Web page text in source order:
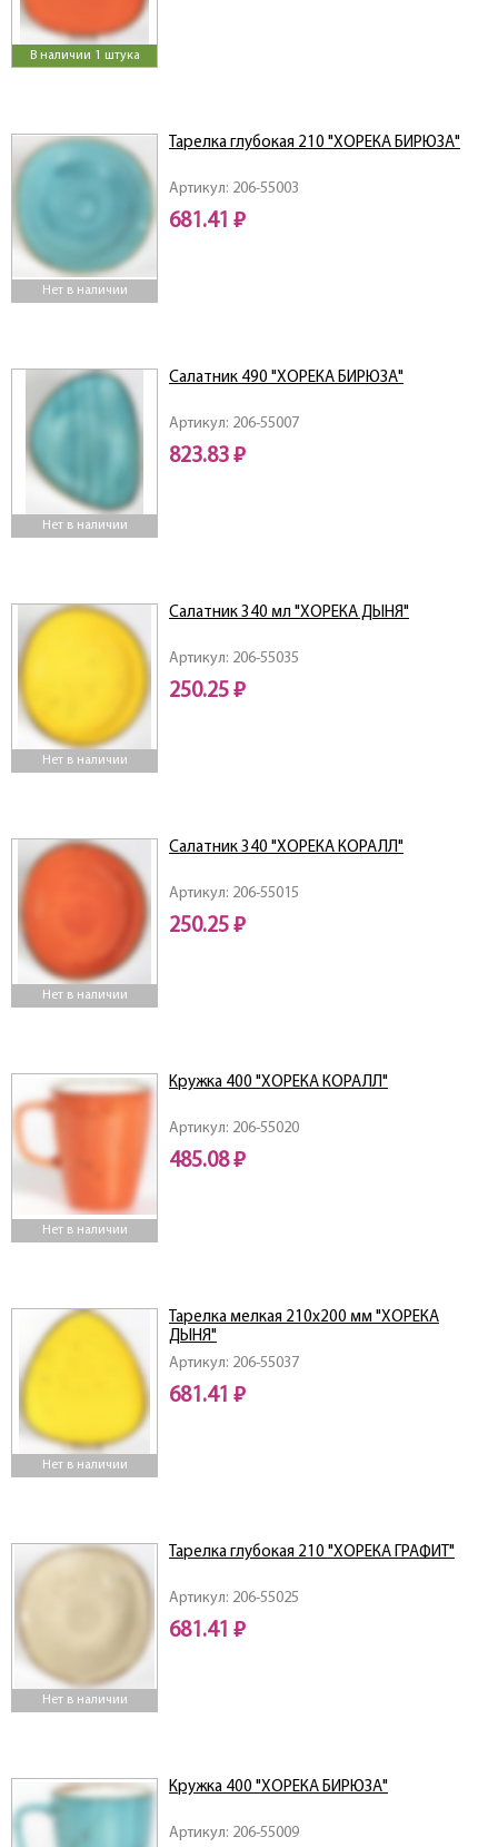
В наличии 1 штука
Нет в наличии
Артикул: 206-55003
Тарелка глубокая 210 "ХОРЕКА БИРЮЗА"
681.41 ₽
Нет в наличии
Артикул: 206-55007
Салатник 490 "ХОРЕКА БИРЮЗА"
823.83 ₽
Нет в наличии
Артикул: 206-55035
Салатник 340 мл "ХОРЕКА ДЫНЯ"
250.25 ₽
Нет в наличии
Артикул: 206-55015
Салатник 340 "ХОРЕКА КОРАЛЛ"
250.25 ₽
Нет в наличии
Артикул: 206-55020
Кружка 400 "ХОРЕКА КОРАЛЛ"
485.08 ₽
Нет в наличии
Артикул: 206-55037
Тарелка мелкая 210х200 мм "ХОРЕКА
ДЫНЯ"
681.41 ₽
Нет в наличии
Артикул: 206-55025
Тарелка глубокая 210 "ХОРЕКА ГРАФИТ"
681.41 ₽
Артикул: 206-55009
Кружка 400 "ХОРЕКА БИРЮЗА"